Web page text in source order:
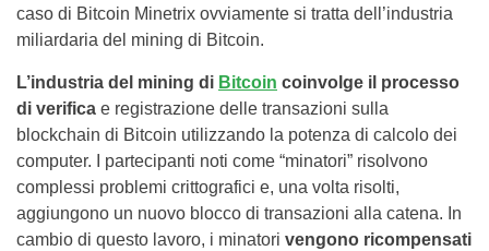
caso di Bitcoin Minetrix ovviamente si tratta dell’industria
miliardaria del mining di Bitcoin.
L’industria del mining di Bitcoin coinvolge il processo
di verifica e registrazione delle transazioni sulla
blockchain di Bitcoin utilizzando la potenza di calcolo dei
computer. I partecipanti noti come “minatori” risolvono
complessi problemi crittografici e, una volta risolti,
aggiungono un nuovo blocco di transazioni alla catena. In
cambio di questo lavoro, i minatori vengono ricompensati